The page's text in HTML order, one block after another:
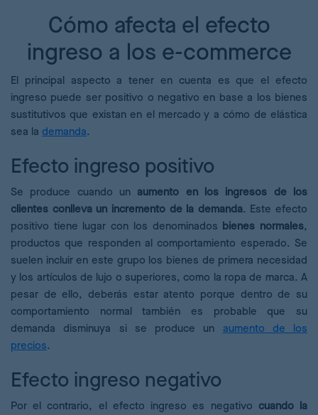
Cómo afecta el efecto
ingreso a los e-commerce
El principal aspecto a tener en cuenta es que el efecto
ingreso puede ser positivo o negativo en base a los bienes
sustitutivos que existan en el mercado y a cómo de elástica
sea la demanda.
Efecto ingreso positivo
Se produce cuando un aumento en los ingresos de los
clientes conlleva un incremento de la demanda. Este efecto
positivo tiene lugar con los denominados bienes normales,
productos que responden al comportamiento esperado. Se
suelen incluir en este grupo los bienes de primera necesidad
y los artículos de lujo o superiores, como la ropa de marca. A
pesar de ello, deberás estar atento porque dentro de su
comportamiento normal también es probable que su
demanda disminuya si se produce un aumento de los
precios.
Efecto ingreso negativo
Por el contrario, el efecto ingreso es negativo cuando la